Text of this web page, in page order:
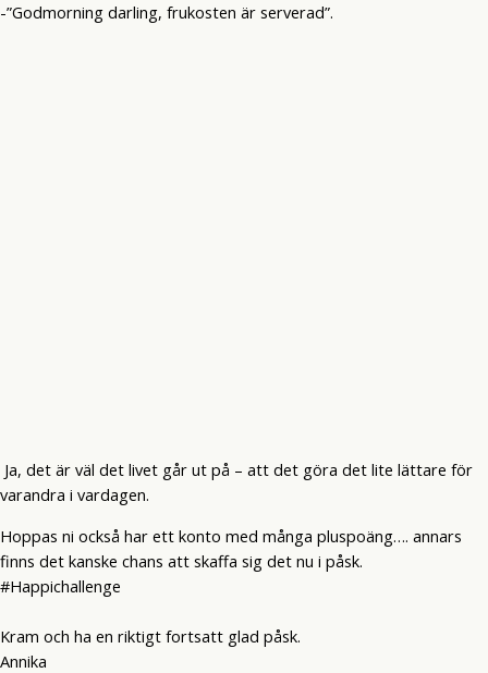
-”Godmorning darling, frukosten är serverad”.
Ja, det är väl det livet går ut på – att det göra det lite lättare för
varandra i vardagen.
Hoppas ni också har ett konto med många pluspoäng…. annars
finns det kanske chans att skaffa sig det nu i påsk.
#Happichallenge
Kram och ha en riktigt fortsatt glad påsk.
Annika